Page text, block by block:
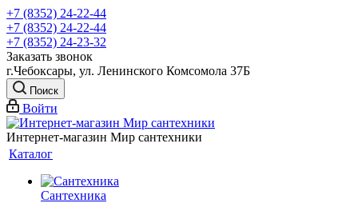
+7 (8352) 24-22-44
+7 (8352) 24-22-44
+7 (8352) 24-23-32
Заказать звонок
г.Чебоксары, ул. Ленинского Комсомола 37Б
Поиск
Войти
Интернет-магазин Мир сантехники
Каталог
Сантехника